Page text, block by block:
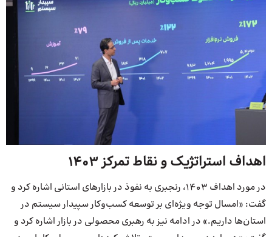
اهداف استراتژیک و نقاط تمرکز 1403
در مورد اهداف 1403، رنجبری به نفوذ در بازارهای استانی اشاره کرد و
گفت: «امسال توجه ویژه‌ای بر توسعه کسب‌وکار سپیدار سیستم در
استان‌ها داریم.» در ادامه نیز به رهبری محصولی در بازار اشاره کرد و